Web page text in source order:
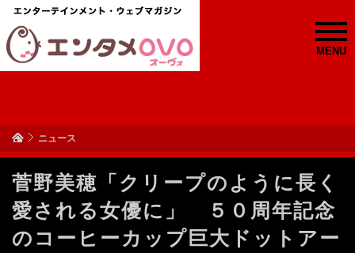
MENU
ニュース
菅野美穂「クリープのように長く
愛される女優に」 ５０周年記念
のコーヒーカップ巨大ドットアー